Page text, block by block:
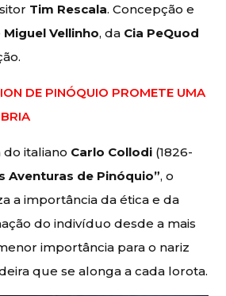
Tim Rescala. Concepção e
Miguel Vellinho, da Cia PeQuod
DE PINÓQUIO PROMETE UMA
do italiano Carlo Collodi (1826-
Aventuras de Pinóquio”, o
a importância da ética e da
do indivíduo desde a mais
importância para o nariz
que se alonga a cada lorota.